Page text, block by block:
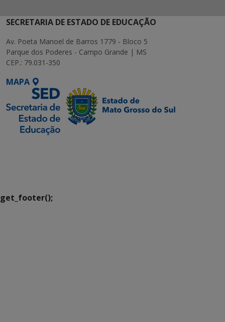
SECRETARIA DE ESTADO DE EDUCAÇÃO
Av. Poeta Manoel de Barros 1779 - Bloco 5
Parque dos Poderes - Campo Grande | MS
CEP.: 79.031-350
MAPA
get_footer();